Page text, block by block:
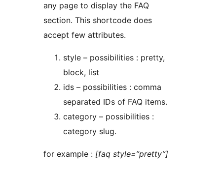
any page to display the FAQ
section. This shortcode does
accept few attributes.
style – possibilities : pretty,
block, list
ids – possibilities : comma
separated IDs of FAQ items.
category – possibilities :
category slug.
for example : [faq style=”pretty”]